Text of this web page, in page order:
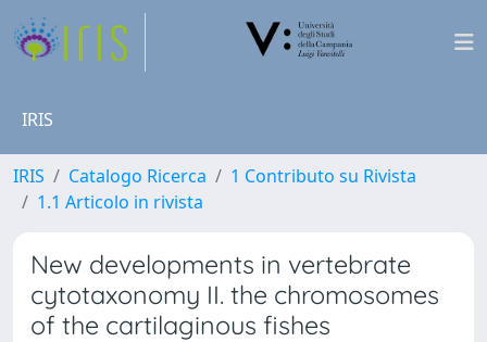
IRIS
IRIS Catalogo Ricerca
1 Contributo su Rivista
1.1 Articolo in rivista
New developments in vertebrate
cytotaxonomy II. the chromosomes
of the cartilaginous fishes